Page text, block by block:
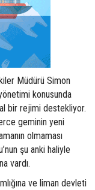
Müdürü Simon
konusunda
bir rejimi destekliyor.
geminin yeni
olmaması
şu anki haliyle
vardı.
ve liman devleti